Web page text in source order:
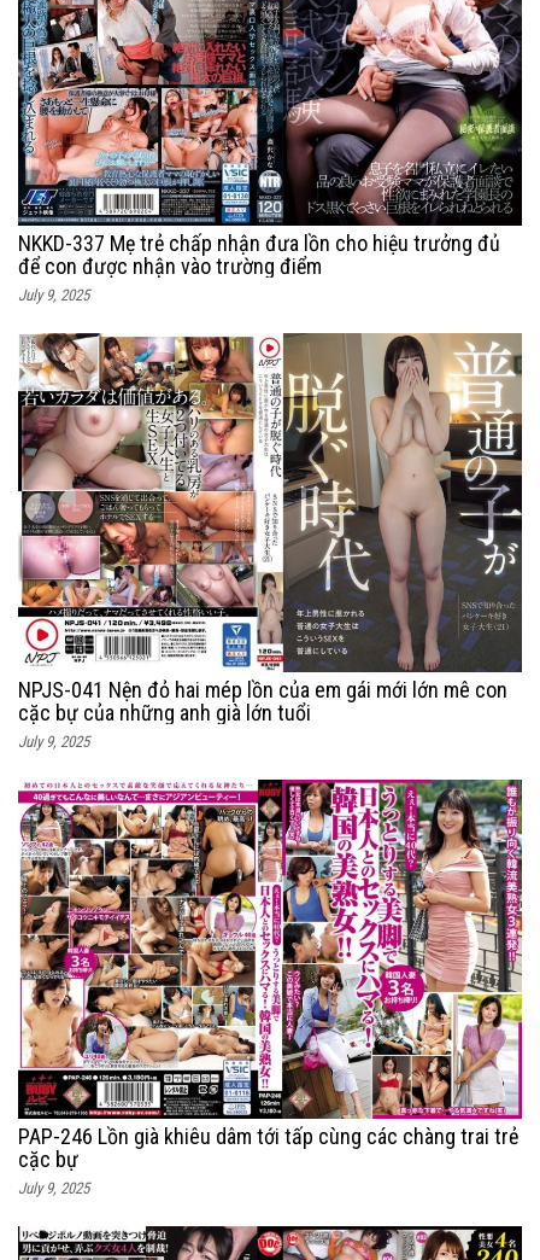
NKKD-337 Mẹ trẻ chấp nhận đưa lồn cho hiệu trưởng đủ
để con được nhận vào trường điểm
July 9, 2025
NPJS-041 Nện đỏ hai mép lồn của em gái mới lớn mê con
cặc bự của những anh già lớn tuổi
July 9, 2025
PAP-246 Lồn già khiêu dâm tới tấp cùng các chàng trai trẻ
cặc bự
July 9, 2025